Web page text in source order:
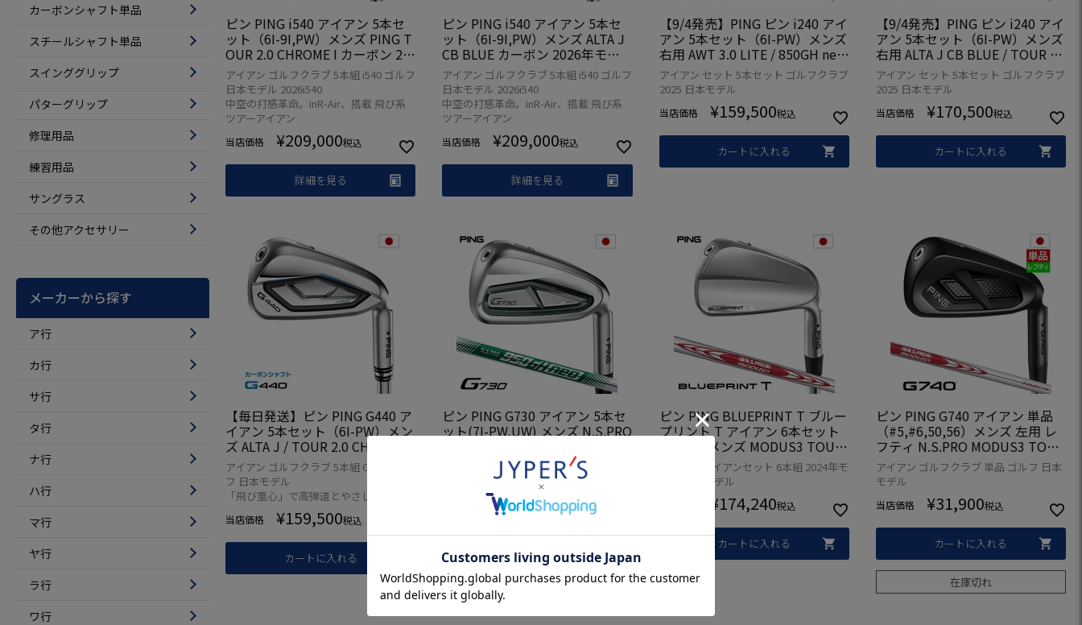
カーボンシャフト単品
スチールシャフト単品
スインググリップ
パターグリップ
修理用品
練習用品
サングラス
その他アクセサリー
メーカーから探す
ア行
カ行
サ行
タ行
ナ行
ハ行
マ行
ヤ行
ラ行
ワ行
ピン PING i540 アイアン 5本セ
ット（6I-9I,PW）メンズ PING T
OUR 2.0 CHROME I カーボン 20
26年モデル 日本正規品 日本モデ
ル ゴルフ ゴルフクラブ 右用 右
打ち 右利き
アイアン ゴルフクラブ 5本組 i540 ゴルフ
日本モデル 2026i540
中空の打感革命。inR-Air、搭載 飛び系
ツアーアイアン
当店価格 ¥209,000税込
詳細を見る
ピン PING i540 アイアン 5本セ
ット（6I-9I,PW）メンズ ALTA J
CB BLUE カーボン 2026年モデ
ル 日本正規品 日本モデル ゴルフ
ゴルフクラブ 右用 右打ち 右利き
アイアン ゴルフクラブ 5本組 i540 ゴルフ
日本モデル 2026i540
中空の打感革命。inR-Air、搭載 飛び系
ツアーアイアン
当店価格 ¥209,000税込
詳細を見る
【9/4発売】PING ピン i240 アイ
アン 5本セット（6I-PW）メンズ
右用 AWT 3.0 LITE / 850GH neo
/ 950GH neo / MODUS3 TOUR
スチール 2025年モデル 日本正規
品 日本モデル ゴルフ ゴルフクラ
ブ
アイアン セット 5本セット ゴルフクラブ
2025 日本モデル
当店価格 ¥159,500税込
カートに入れる
【9/4発売】PING ピン i240 アイ
アン 5本セット（6I-PW）メンズ
右用 ALTA J CB BLUE / TOUR 2.
0 CHROME I カーボン 2025年モ
デル 日本正規品 日本モデル ゴル
フ ゴルフクラブ
アイアン セット 5本セット ゴルフクラブ
2025 日本モデル
当店価格 ¥170,500税込
カートに入れる
【毎日発送】ピン PING G440 ア
イアン 5本セット（6I-PW）メン
ズ ALTA J / TOUR 2.0 CHROMEI
/ SPEEDER NX カーボン 2025年
モデル 日本正規品 日本モデル ゴ
ルフ ゴルフクラブ 右用 右打ち
右利き
アイアン ゴルフクラブ 5本組 G440 ゴル
フ 日本モデル
「飛び重心」で高弾道とやさしさの両立
当店価格 ¥159,500税込
カートに入れる
ピン PING G730 アイアン 5本セ
ット(7I-PW,UW) メンズ N.S.PRO
正規品 日本モデル ゴルフ ゴルフ
クラブ 右用 右打ち 右利き NSプ
ロ 950GHネオ
アイアン アイアンセット 5本組 ゴルフク
ラブ 日本モデル
¥93,500税込
ピン PING BLUEPRINT T ブルー
プリント T アイアン 6本セット
(5I-PW) メンズ MODUS3 TOUR
105 日本正規品 日本モデル ゴル
フ ゴルフクラブ 右用 右打ち 右
利き NSプロ モーダスツアー105
アイアン アイアンセット 6本組 2024年モ
デル 日本モデル
¥174,240税込
カートに入れる
ピン PING G740 アイアン 単品
（#5,#6,50,56）メンズ 左用 レ
フティ N.S.PRO MODUS3 TOUR
115 スチール 2026年モデル 日本
正規品 日本モデル ゴルフ ゴルフ
クラブ 左利き
アイアン ゴルフクラブ 単品 ゴルフ 日本
モデル
当店価格 ¥31,900税込
カートに入れる
在庫切れ